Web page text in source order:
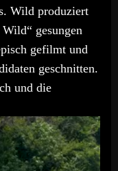
Wild produziert
gesungen
gefilmt und
geschnitten.
und die